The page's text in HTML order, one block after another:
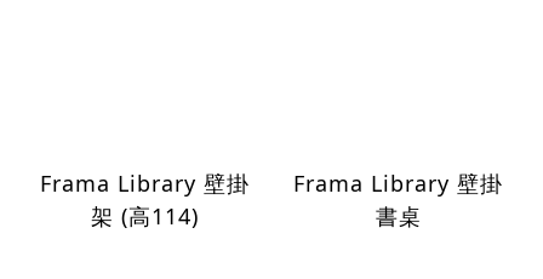
Frama Library 壁掛
架 (高114)
Frama Library 壁掛
書桌